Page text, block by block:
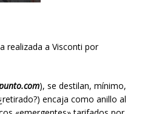
realizada a Visconti por
), se destilan, mínimo,
encaja como anillo al